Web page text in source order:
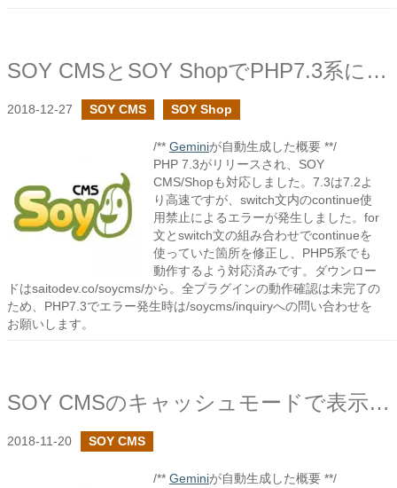
SOY CMSとSOY ShopでPHP7.3系に対応してみました
2018-12-27 SOY CMS SOY Shop
/** Geminiが自動生成した概要 **/
PHP 7.3がリリースされ、SOY
CMS/Shopも対応しました。7.3は7.2よ
り高速ですが、switch文内のcontinue使
用禁止によるエラーが発生しました。for
文とswitch文の組み合わせでcontinueを
使っていた箇所を修正し、PHP5系でも
動作するよう対応済みです。ダウンロー
ドはsaitodev.co/soycms/から。全プラグインの動作確認は未完了の
ため、PHP7.3でエラー発生時は/soycms/inquiryへの問い合わせを
お願いします。
SOY CMSのキャッシュモードで表示の高速化
2018-11-20 SOY CMS
/** Geminiが自動生成した概要 **/